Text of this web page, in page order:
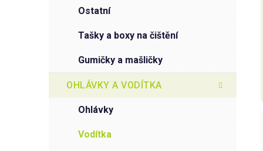
ostatní
tašky a boxy na čištění
gumičky a mašličky
OHLÁVKY A VODÍTKA
ohlávky
vodítka